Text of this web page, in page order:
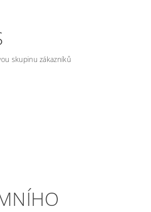
skupinu zákazníků